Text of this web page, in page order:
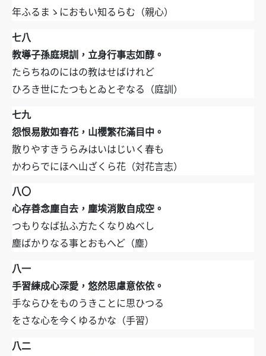
年ふるまゝにおもい知るらむ（親心）
七八
教導子孫庭規訓，立身行事志如醇。
たらちねのにはの教はせばけれど
ひろき世にたつもとゐとぞなる（庭訓）
七九
怨恨易散如春花，山櫻繁花滿目中。
散りやすきうらみはいはじいく春も
かわらでにほへ山ざくら花（対花言志）
八〇
心存善念塵自去，塵埃消散自成空。
つもりなば払ふ方たくなりぬべし
塵ばかりなる事とおもへど（塵）
八一
手習練成心深愛，悠然思慮意依依。
手ならひをものうきことに思ひつる
をさな心を今くゆるかな（手習）
八二